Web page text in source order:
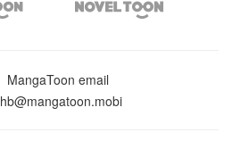

MangaToon email